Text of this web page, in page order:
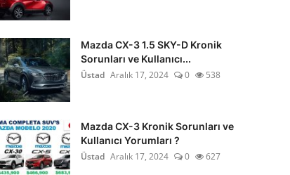
Mazda CX-3 1.5 SKY-D Kronik
Sorunları ve Kullanıcı...
Üstad Aralık 17, 2024 0 538
Mazda CX-3 Kronik Sorunları ve
Kullanıcı Yorumları ?
Üstad Aralık 17, 2024 0 627